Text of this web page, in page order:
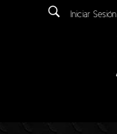
Iniciar Sesión